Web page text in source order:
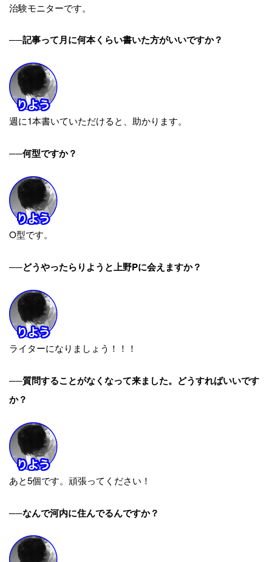
治験モニターです。
──記事って月に何本くらい書いた方がいいですか？
週に1本書いていただけると、助かります。
──何型ですか？
O型です。
──どうやったらりようと上野Pに会えますか？
ライターになりましょう！！！
──質問することがなくなって来ました。どうすればいいです
か？
あと5個です。頑張ってください！
──なんで河内に住んでるんですか？